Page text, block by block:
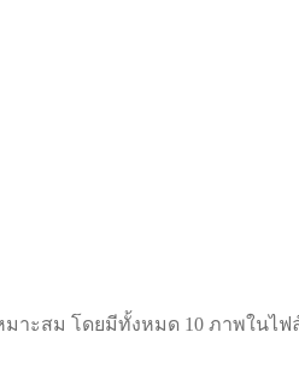
มาะสม โดยมีทั้งหมด 10 ภาพในไ